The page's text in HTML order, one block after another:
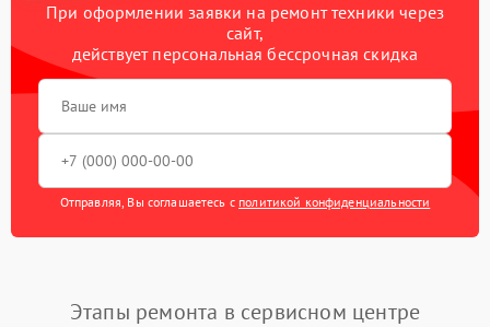
При оформлении заявки на ремонт техники через
сайт,
действует персональная бессрочная скидка
Отправляя, Вы соглашаетесь с политикой конфиденциальности
Этапы ремонта в сервисном центре